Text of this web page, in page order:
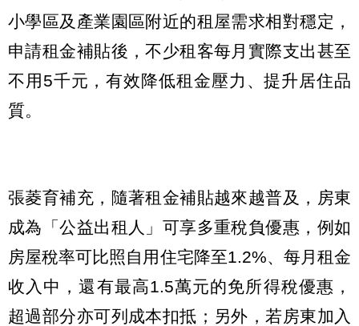
小學區及產業園區附近的租屋需求相對穩定，
申請租金補貼後，不少租客每月實際支出甚至
不用5千元，有效降低租金壓力、提升居住品
質。
張菱育補充，隨著租金補貼越來越普及，房東
成為「公益出租人」可享多重稅負優惠，例如
房屋稅率可比照自用住宅降至1.2%、每月租金
收入中，還有最高1.5萬元的免所得稅優惠，
超過部分亦可列成本扣抵；另外，若房東加入